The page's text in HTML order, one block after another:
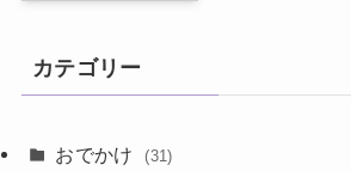
カテゴリー
おでかけ (31)